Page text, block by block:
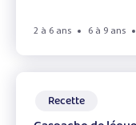
2 à 6 ans 6 à 9 ans
Recette